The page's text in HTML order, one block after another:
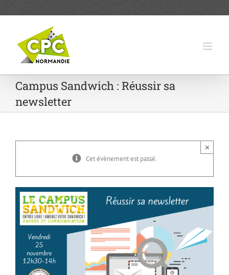
Campus Sandwich : Réussir sa
newsletter
Cet évènement est passé.
×